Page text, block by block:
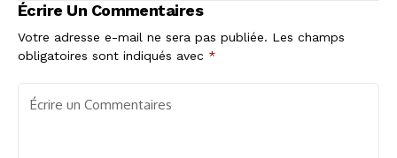
Écrire Un Commentaires
Votre adresse e-mail ne sera pas publiée. Les champs
obligatoires sont indiqués avec *